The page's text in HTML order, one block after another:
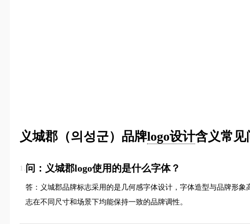
义城郡（의성군）品牌logo设计含义常见
1.问：义城郡logo使用的是什么字体？
答：义城郡品牌标志采用的是几何感字体设计，字体造型与品牌形
志在不同尺寸和场景下均能保持一致的品牌调性。